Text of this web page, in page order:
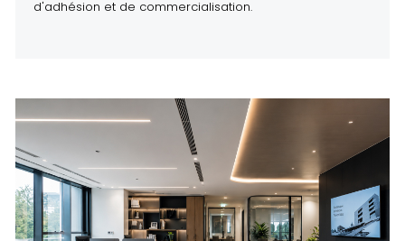
d'adhésion et de commercialisation.